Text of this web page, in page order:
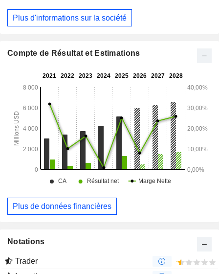
Plus d'informations sur la société
Compte de Résultat et Estimations
Plus de données financières
Notations
Trader